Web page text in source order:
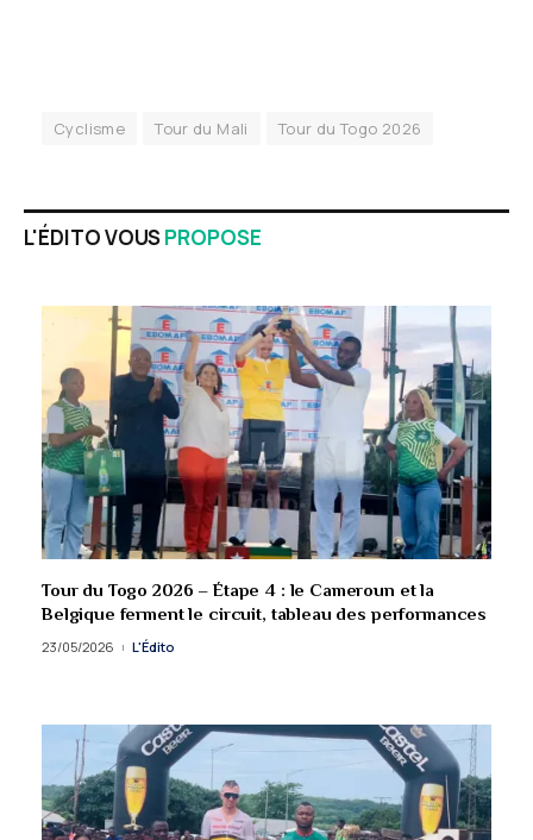
Cyclisme Tour du Mali Tour du Togo 2026
L'ÉDITO VOUSPROPOSE
Tour du Togo 2026 – Étape 4 : le Cameroun et la
Belgique ferment le circuit, tableau des performances
23/05/2026 L'Édito